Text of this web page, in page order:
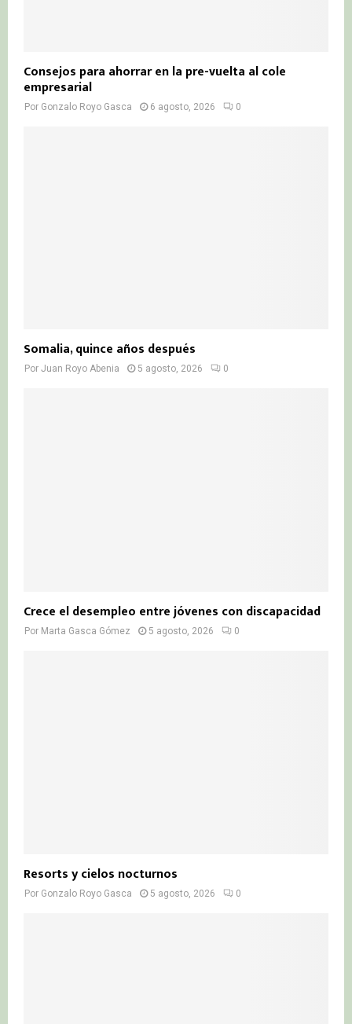
Consejos para ahorrar en la pre-vuelta al cole
empresarial
Por Gonzalo Royo Gasca 6 agosto, 2026 0
Somalia, quince años después
Por Juan Royo Abenia 5 agosto, 2026 0
Crece el desempleo entre jóvenes con discapacidad
Por Marta Gasca Gómez 5 agosto, 2026 0
Resorts y cielos nocturnos
Por Gonzalo Royo Gasca 5 agosto, 2026 0